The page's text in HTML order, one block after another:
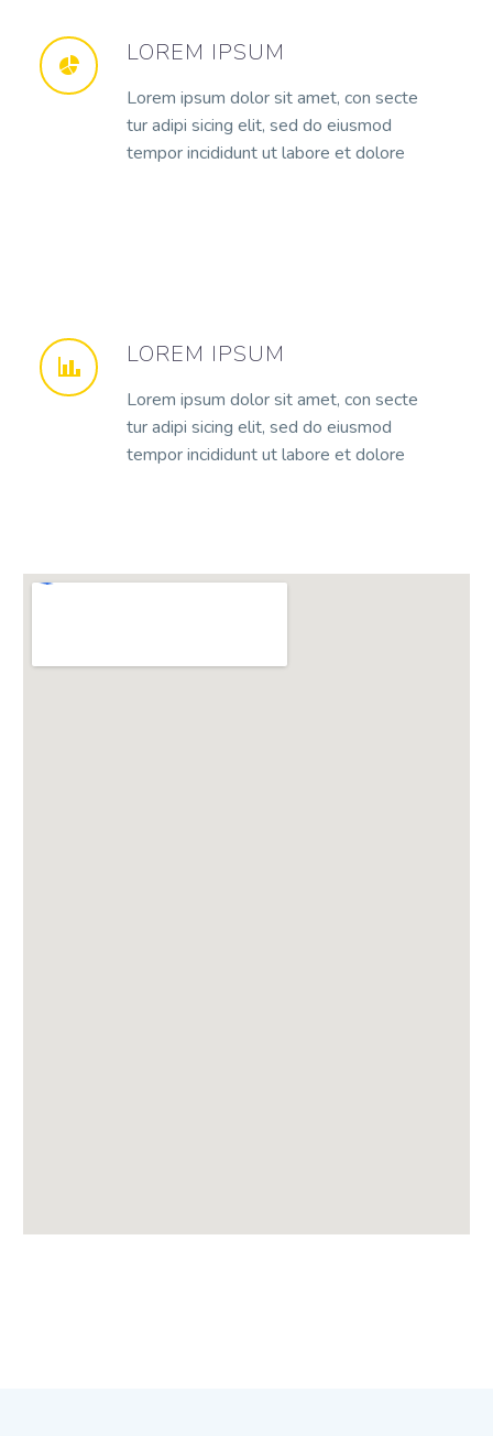
LOREM IPSUM
Lorem ipsum dolor sit amet, con secte
tur adipi sicing elit, sed do eiusmod
tempor incididunt ut labore et dolore
LOREM IPSUM
Lorem ipsum dolor sit amet, con secte
tur adipi sicing elit, sed do eiusmod
tempor incididunt ut labore et dolore